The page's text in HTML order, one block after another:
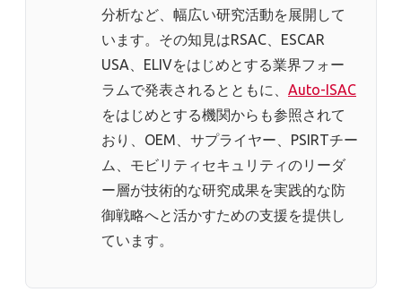
分析など、幅広い研究活動を展開して
います。その知見はRSAC、ESCAR
USA、ELIVをはじめとする業界フォー
ラムで発表されるとともに、 Auto-ISAC
をはじめとする機関からも参照されて
おり、OEM、サプライヤー、PSIRTチー
ム、モビリティセキュリティのリーダ
ー層が技術的な研究成果を実践的な防
御戦略へと活かすための支援を提供し
ています。